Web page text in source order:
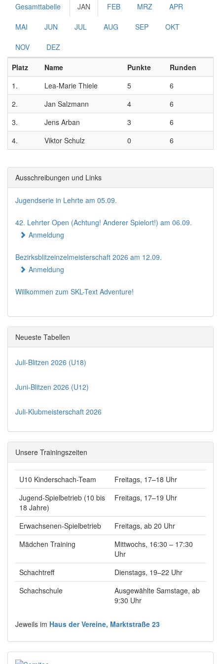
Gesamttabelle JAN FEB MRZ APR
MAI JUN JUL AUG SEP OKT
NOV DEZ
Platz Name Punkte
Runden
1.
Lea-Marie Thiele 5
6
2.
Jan Salzmann 4
6
3.
Jens Arban 3
6
4.
Viktor Schulz 0 6
Ausschreibungen und Links
Jugendserie in Lehrte am 05.09.
42. Lehrter Open (Achtung! Anderer Spielort!) am 06.09.
Anmeldung
Bezirksblitzeinzelmeisterschaft 2026 am 12.09.
Anmeldung
Willkommen zum SKL-Text Adventure!
Neueste Tabellen
Juli-Blitzen 2026 (U18)
Juni-Blitzen 2026 (U12)
Juli-Klubmeisterschaft 2026
Unsere Trainingszeiten
U10 Kinderschach-Team
Freitags, 17–18 Uhr
Jugend-Spielbetrieb (10 bis
18 Jahre)
Freitags, 17–19 Uhr
Erwachsenen-Spielbetrieb
Freitags, ab 20 Uhr
Mädchen Training
Mittwochs, 16:30 – 17:30
Uhr
Schachtreff
Dienstags, 19–22 Uhr
Schachschule
Ausgewählte Samstage, ab
9:30 Uhr
Jeweils im Haus der Vereine, Marktstraße 23